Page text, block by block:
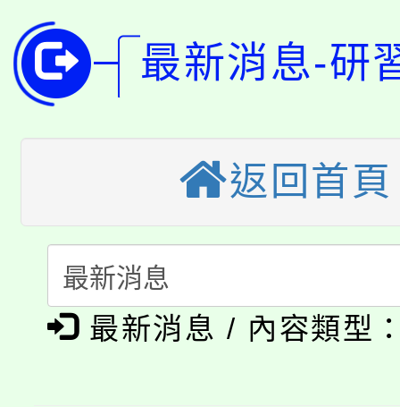
開!
田徑場及游泳池舉行。
桃園市低收入戶享有免
半價優惠，詳情可洽有
大園自造教育及科技中
份教師增能研習
大溪自造教育及科技
份教師研習
淨零綠生活教案入校路
會
115年食農教育專業人
程
「本色祭」8/29、30在
場熱烈登場!
8/21下午1時於龍潭區
最新消息-研
返回首頁
最新消息 / 內容類型